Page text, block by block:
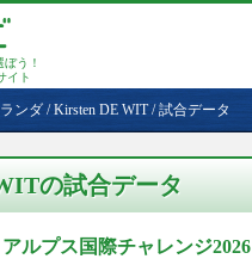
う！
イト
ンダ /Kirsten DE WIT/試合データ
の試合データ
ルプス国際チャレンジ2026